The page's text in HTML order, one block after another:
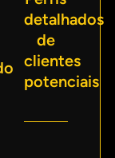
detalhados
de
clientes
potenciais